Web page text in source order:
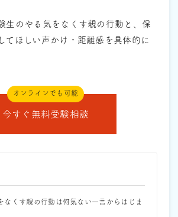
生のやる気をなくす親の行動と、保
てほしい声かけ・距離感を具体的に
オンラインでも可能
今すぐ無料受験相談
なくす親の行動は何気ない一言からはじま